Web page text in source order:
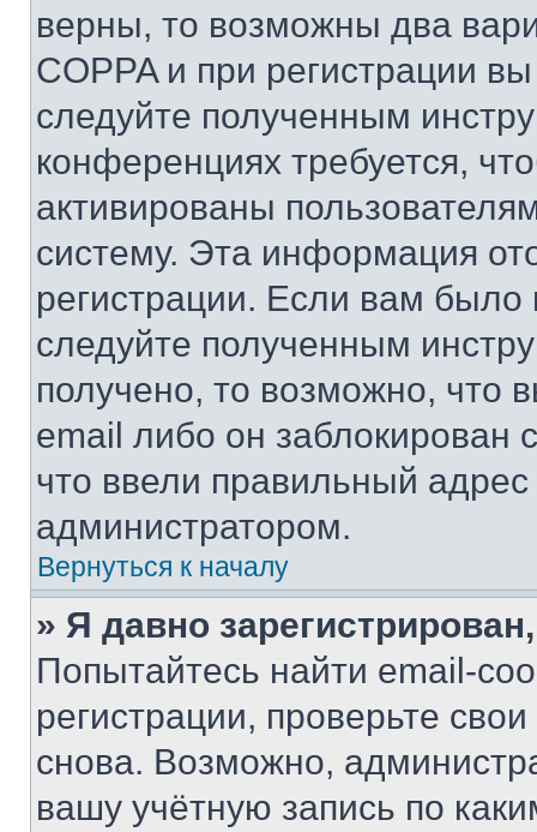
верны, то возможны два
COPPA и при регистрации
следуйте полученным
конференциях требуется,
активированы
систему. Эта информация
регистрации. Если вам
следуйте полученным
получено, то возможно, что
email либо он
что ввели правильный адрес
администратором.
Вернуться к началу
» Я давно
Попытайтесь найти email-
регистрации, проверьте
снова. Возможно,
вашу учётную запись по